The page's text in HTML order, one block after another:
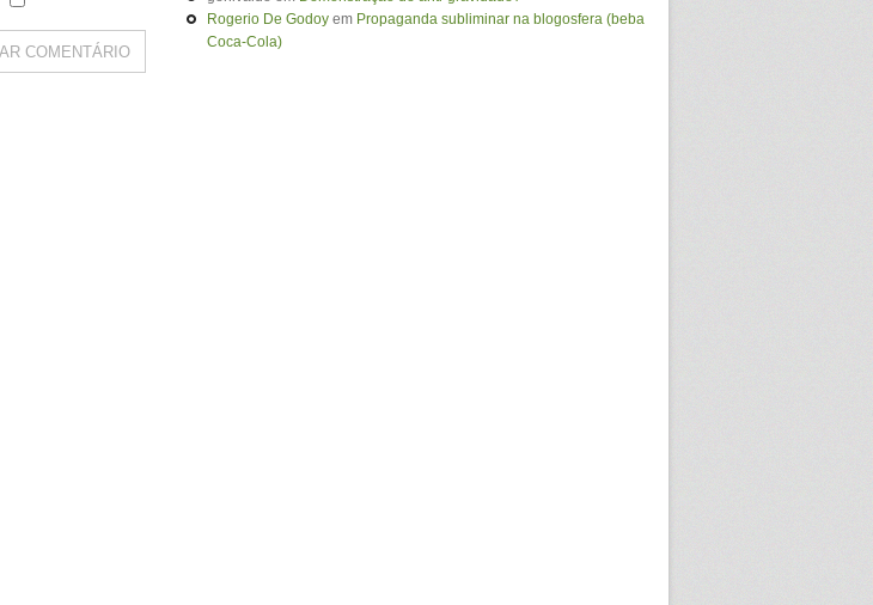
Rogerio De Godoy em Propaganda subliminar na blogosfera (beba
Coca-Cola)